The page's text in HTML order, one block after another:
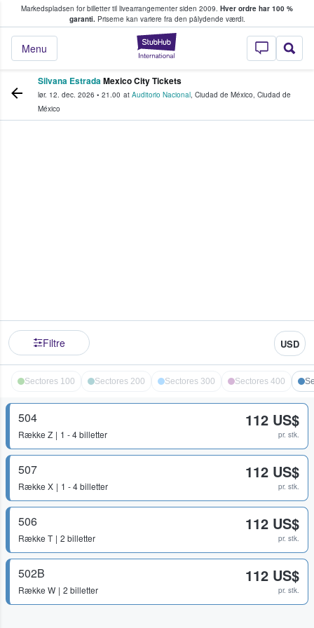
Markedspladsen for billetter til livearrangementer siden 2009. Hver ordre har 100 %
garanti.Priserne kan variere fra den pålydende værdi.
StubHub - Hvor
Menu
køber og sælger billetter
Silvana EstradaMexico City Tickets
lør. 12. dec. 2026 • 21.00 at Auditorio Nacional, Ciudad de México, Ciudad de
México
Filtre USD
Sectores 100 Sectores 200 Sectores 300 Sectores 400
504
Række Z 1 - 4 billetter
112 US$
pr. stk.
507
Række X 1 - 4 billetter
112 US$
pr. stk.
506
Række T 2 billetter
112 US$
pr. stk.
502B
Række W 2 billetter
112 US$
pr. stk.